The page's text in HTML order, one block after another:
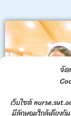
จัด
เว็บไซต์
มีลักษณะใกล้เคียงกั